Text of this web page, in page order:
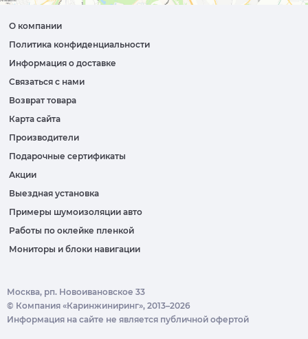
О компании
Политика конфиденциальности
Информация о доставке
Связаться с нами
Возврат товара
Карта сайта
Производители
Подарочные сертификаты
Акции
Выездная установка
Примеры шумоизоляции авто
Работы по оклейке пленкой
Мониторы и блоки навигации
© Компания «Каринжиниринг», 2013–2026
Москва, рп. Новоивановское 33
Информация на сайте не является публичной офертой